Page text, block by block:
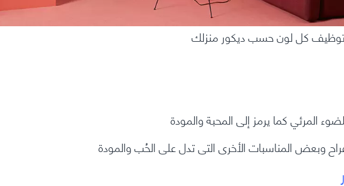
توظيف كل لون حسب ديكور منزلك
المرئي كما يرمز إلى المحبة والمودة
وبعض المناسبات الأخرى التى تدل على الحُب والمودة